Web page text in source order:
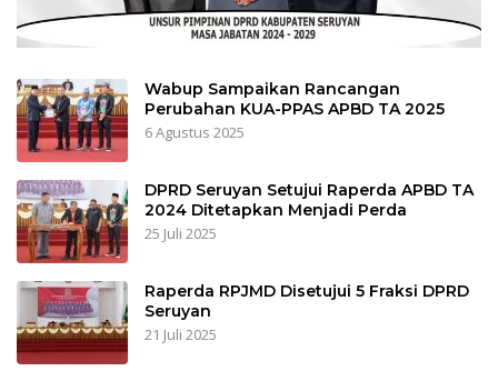
Wabup Sampaikan Rancangan
Perubahan KUA-PPAS APBD TA 2025
6 Agustus 2025
DPRD Seruyan Setujui Raperda APBD TA
2024 Ditetapkan Menjadi Perda
25 Juli 2025
Raperda RPJMD Disetujui 5 Fraksi DPRD
Seruyan
21 Juli 2025